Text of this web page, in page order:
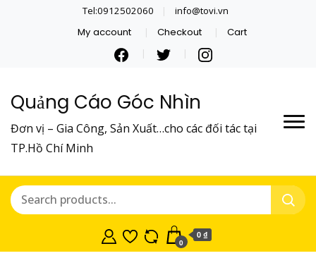
Tel:0912502060 info@tovi.vn
My account Checkout Cart
Quảng Cáo Góc Nhìn
Đơn vị – Gia Công, Sản Xuất…cho các đối tác tại
TP.Hồ Chí Minh
0
0 ₫